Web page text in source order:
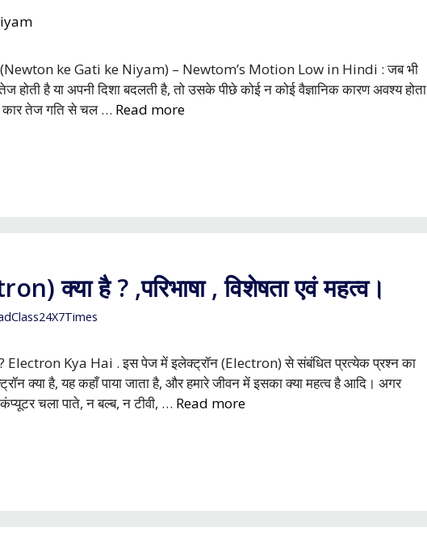
ke Gati ke Niyam) – Newtom’s Motion Low in Hindi : जब भी
होती है या अपनी दिशा बदलती है, तो उसके पीछे कोई न कोई वैज्ञानिक कारण अवश्य होता
कार तेज गति से चल … Read more
क्या है ? ,परिभाषा , विशेषता एवं महत्व।
Electron Kya Hai . इस पेज में इलेक्ट्रॉन (Electron) से संबंधित प्रत्येक प्रश्न का
क्या है, यह कहाँ पाया जाता है, और हमारे जीवन में इसका क्या महत्व है आदि। अगर
चला पाते, न बल्ब, न टीवी, … Read more